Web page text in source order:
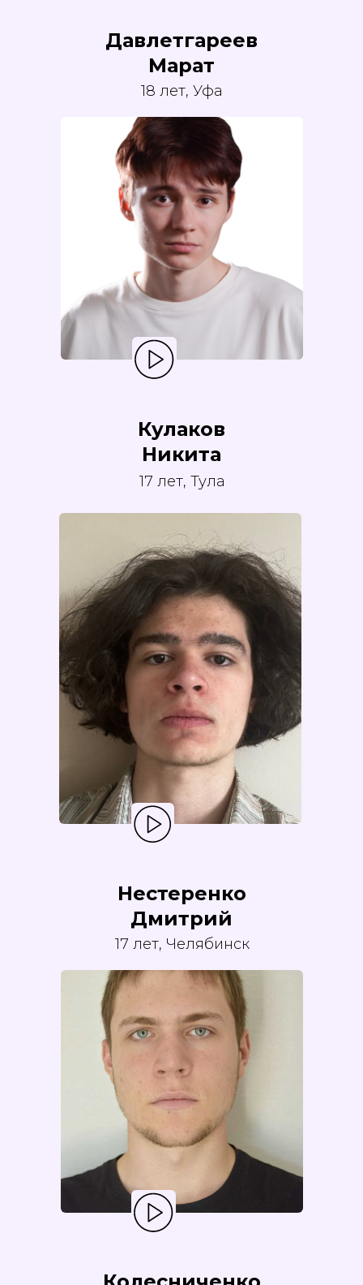
Давлетгареев
Марат
18 лет, Уфа
Кулаков
Никита
17 лет, Тула
Нестеренко
Дмитрий
17 лет, Челябинск